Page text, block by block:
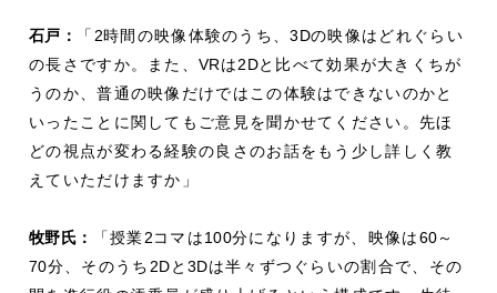
石戸： 「 2時間の映像体験のうち、3Dの映像はどれぐらい
の長さですか。また、 VRは2Dと比べて効果が大きくちが
うのか、普通の映像だけではこの体験はできないのかと
いったことに関してもご意見を聞かせてください。先ほ
どの視点が変わる経験の良さのお話をもう少し詳しく教
えていただけますか」
牧野氏： 「授業2コマは100分になりますが、映像は60～
70分、そのうち2Dと 3Dは半々ずつぐらいの割合で、その